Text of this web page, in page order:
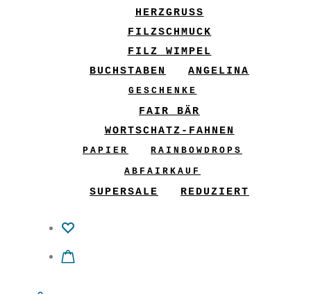
HERZGRUSS
FILZSCHMUCK
FILZ WIMPEL
BUCHSTABEN
ANGELINA
GESCHENKE
FAIR BÄR
WORTSCHATZ-FAHNEN
PAPIER
RAINBOWDROPS
ABFAIRKAUF
SUPERSALE REDUZIERT